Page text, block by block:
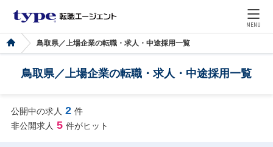
MENU
鳥取県／上場企業の転職・求人・中途採用一覧
鳥取県／上場企業の転職・求人・中途採用一覧
公開中の求人 2 件
非公開求人 5 件がヒット